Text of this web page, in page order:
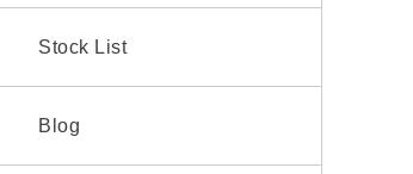
Stock List
Blog